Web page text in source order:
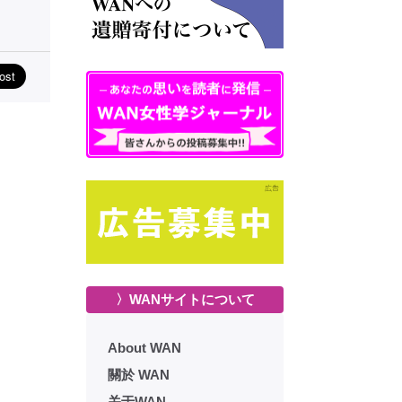
〉WANサイトについて
About WAN
關於 WAN